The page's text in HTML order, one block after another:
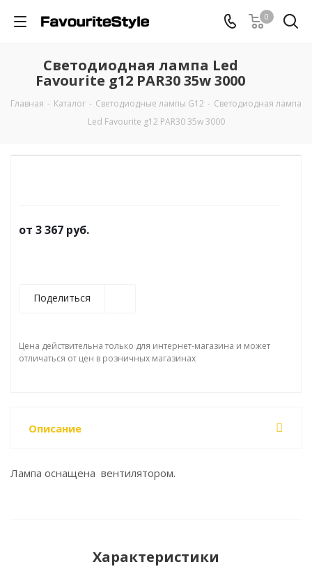
0
Светодиодная лампа Led
Favourite g12 PAR30 35w 3000
Главная - Каталог - Светодиодные лампы G12 - Светодиодная лампа
Led Favourite g12 PAR30 35w 3000
от 3 367 руб.
Поделиться
Цена действительна только для интернет-магазина и может
отличаться от цен в розничных магазинах
Описание
Лампа оснащена вентилятором.
Характеристики